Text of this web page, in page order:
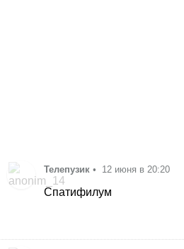
Телепузик • 12 июня в 20:20
Спатифилум